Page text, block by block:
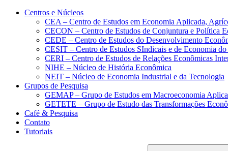
Conteúdo principal Menu principal
Centros e Núcleos
CEA – Centro de Estudos em Economia Aplicada,
CECON – Centro de Estudos de Conjuntura e Política
CEDE – Centro de Estudos do Desenvolvimento
CESIT – Centro de Estudos SIndicais e de Economia
CERI – Centro de Estudos de Relações Econômicas
NIHE – Núcleo de História Econômica
NEIT – Núcleo de Economia Industrial e da Tecnologia
Grupos de Pesquisa
GEMAP – Grupo de Estudos em Macroeconomia
GETETE – Grupo de Estudo das Transformações
Café & Pesquisa
Contato
Tutoriais